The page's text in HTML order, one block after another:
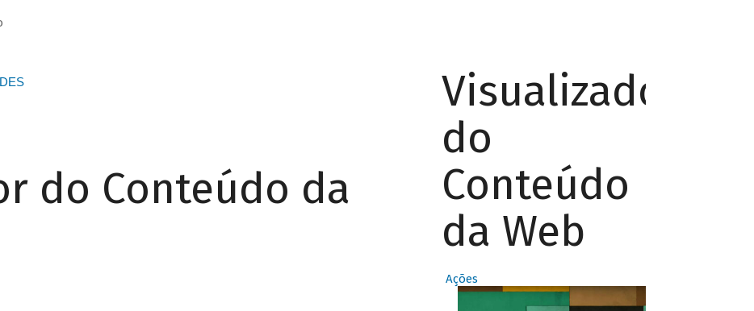
do Conteúdo da
Visualizador
do
Conteúdo
da Web
Ações